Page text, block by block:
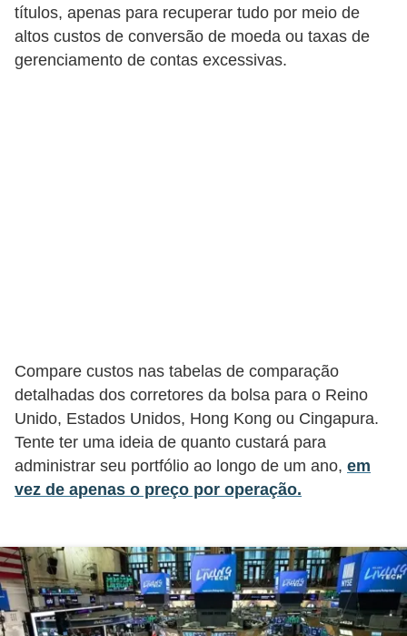
títulos, apenas para recuperar tudo por meio de
altos custos de conversão de moeda ou taxas de
gerenciamento de contas excessivas.
Compare custos nas tabelas de comparação
detalhadas dos corretores da bolsa para o Reino
Unido, Estados Unidos, Hong Kong ou Cingapura.
Tente ter uma ideia de quanto custará para
administrar seu portfólio ao longo de um ano, em
vez de apenas o preço por operação.
m
b
i
r
é
d
i
t
d
é
b